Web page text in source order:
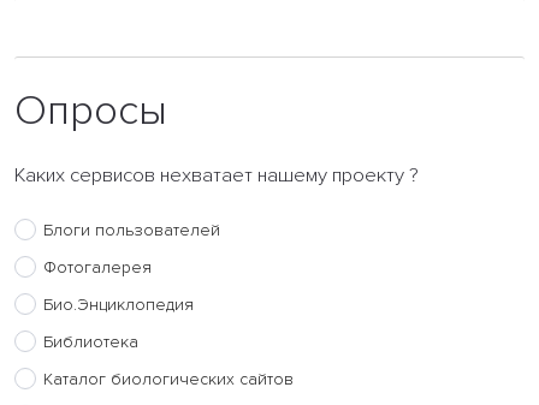
Опросы
Каких сервисов нехватает нашему проекту ?
Блоги пользователей
Фотогалерея
Био.Энциклопедия
Библиотека
Каталог биологических сайтов